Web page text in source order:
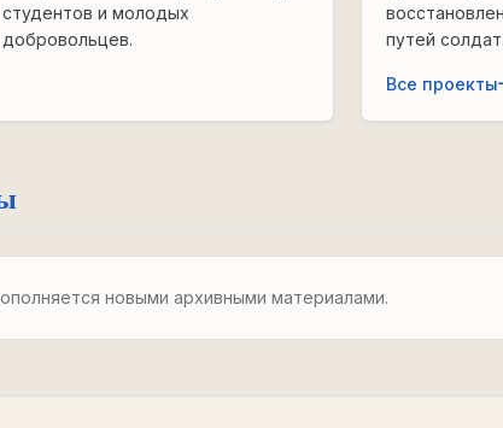
студентов и молодых
добровольцев.
путей солдат.
Все проекты
новыми архивными материалами.